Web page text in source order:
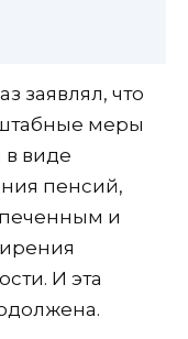
заявлял, что
меры
виде
пенсий,
и
И эта